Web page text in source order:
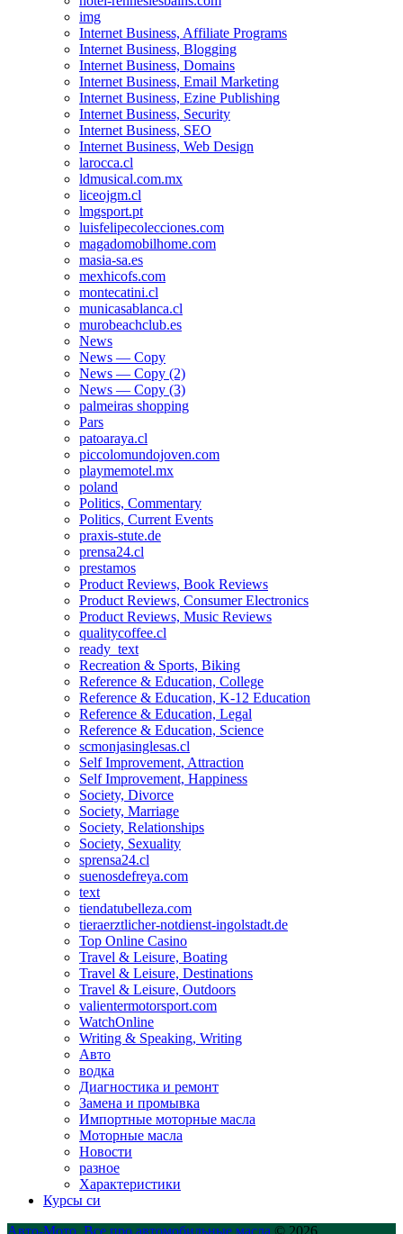
img
Internet Business, Affiliate Programs
Internet Business, Blogging
Internet Business, Domains
Internet Business, Email Marketing
Internet Business, Ezine Publishing
Internet Business, Security
Internet Business, SEO
Internet Business, Web Design
larocca.cl
ldmusical.com.mx
liceojgm.cl
lmgsport.pt
luisfelipecolecciones.com
magadomobilhome.com
masia-sa.es
mexhicofs.com
montecatini.cl
municasablanca.cl
murobeachclub.es
News
News — Copy
News — Copy (2)
News — Copy (3)
palmeiras shopping
Pars
patoaraya.cl
piccolomundojoven.com
playmemotel.mx
poland
Politics, Commentary
Politics, Current Events
praxis-stute.de
prensa24.cl
prestamos
Product Reviews, Book Reviews
Product Reviews, Consumer Electronics
Product Reviews, Music Reviews
qualitycoffee.cl
ready_text
Recreation & Sports, Biking
Reference & Education, College
Reference & Education, K-12 Education
Reference & Education, Legal
Reference & Education, Science
scmonjasinglesas.cl
Self Improvement, Attraction
Self Improvement, Happiness
Society, Divorce
Society, Marriage
Society, Relationships
Society, Sexuality
sprensa24.cl
suenosdefreya.com
text
tiendatubelleza.com
tieraerztlicher-notdienst-ingolstadt.de
Top Online Casino
Travel & Leisure, Boating
Travel & Leisure, Destinations
Travel & Leisure, Outdoors
valientermotorsport.com
WatchOnline
Writing & Speaking, Writing
Авто
водка
Диагностика и ремонт
Замена и промывка
Импортные моторные масла
Моторные масла
Новости
разное
Характеристики
Курсы си
Авто-Мото. Все про автомобильные масла © 2026